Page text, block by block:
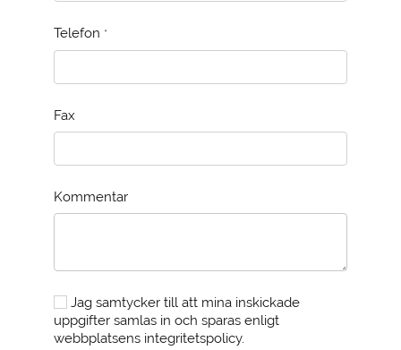
Telefon *
Fax
Kommentar
Jag samtycker till att mina inskickade
uppgifter samlas in och sparas enligt
webbplatsens integritetspolicy.